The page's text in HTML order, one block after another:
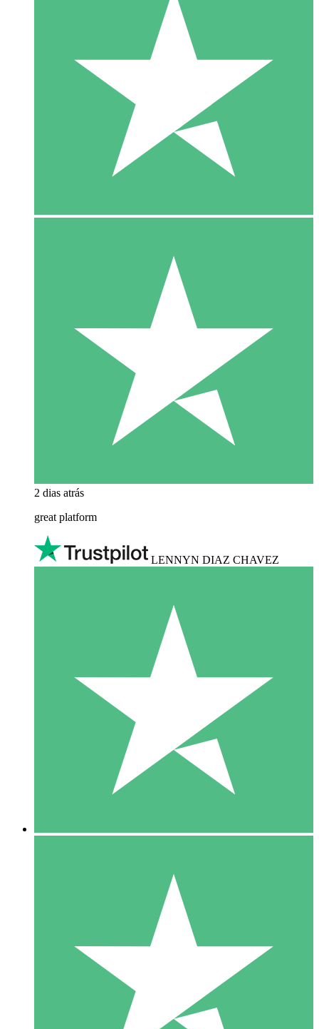
2 dias atrás
great platform
LENNYN DIAZ CHAVEZ